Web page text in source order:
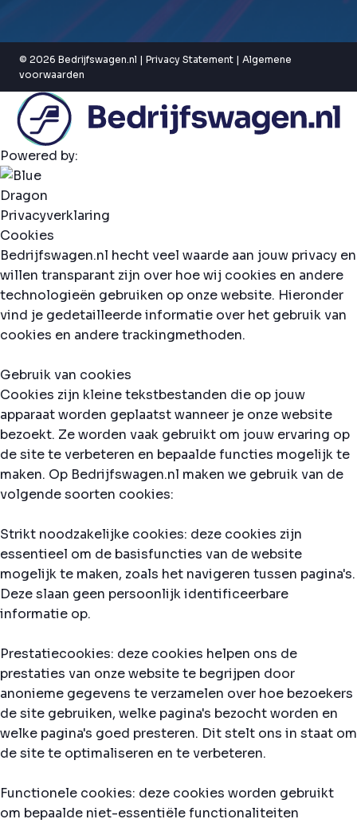
© 2026 Bedrijfswagen.nl | Privacy Statement | Algemene
voorwaarden
Powered by:
Privacyverklaring
Cookies
Bedrijfswagen.nl hecht veel waarde aan jouw privacy en
willen transparant zijn over hoe wij cookies en andere
technologieën gebruiken op onze website. Hieronder
vind je gedetailleerde informatie over het gebruik van
cookies en andere trackingmethoden.
Gebruik van cookies
Cookies zijn kleine tekstbestanden die op jouw
apparaat worden geplaatst wanneer je onze website
bezoekt. Ze worden vaak gebruikt om jouw ervaring op
de site te verbeteren en bepaalde functies mogelijk te
maken. Op Bedrijfswagen.nl maken we gebruik van de
volgende soorten cookies:
Strikt noodzakelijke cookies: deze cookies zijn
essentieel om de basisfuncties van de website
mogelijk te maken, zoals het navigeren tussen pagina's.
Deze slaan geen persoonlijk identificeerbare
informatie op.
Prestatiecookies: deze cookies helpen ons de
prestaties van onze website te begrijpen door
anonieme gegevens te verzamelen over hoe bezoekers
de site gebruiken, welke pagina's bezocht worden en
welke pagina's goed presteren. Dit stelt ons in staat om
de site te optimaliseren en te verbeteren.
Functionele cookies: deze cookies worden gebruikt
om bepaalde niet-essentiële functionaliteiten